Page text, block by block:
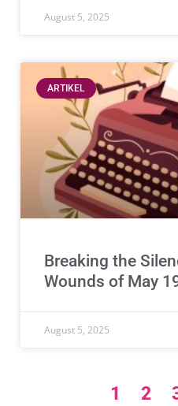
August 5, 2025
ARTIKEL
Breaking the
Wounds of May
August 5, 2025
1 2